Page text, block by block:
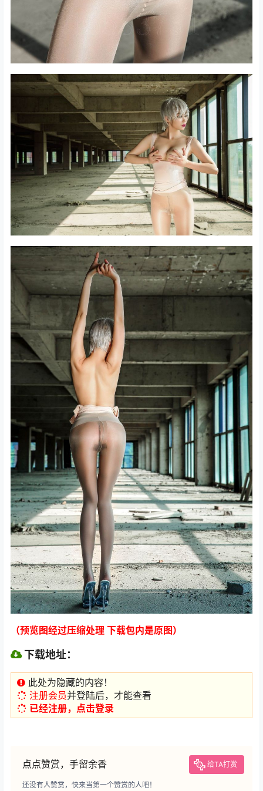
（预览图经过压缩处理 下载包内是原图）
下载地址：
此处为隐藏的内容！
注册会员并登陆后，才能查看
已经注册，点击登录
点点赞赏，手留余香 给TA打赏
还没有人赞赏，快来当第一个赞赏的人吧！